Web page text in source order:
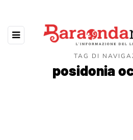
TAG DI
posidonia